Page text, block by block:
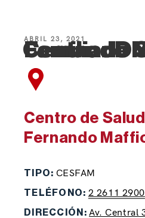
ABRIL 23, 2021
Centro de Salud Familiar
Centro de
Fernando
TIPO: CESFAM
TELÉFONO: 2 2611 2900
DIRECCIÓN: Av. Central